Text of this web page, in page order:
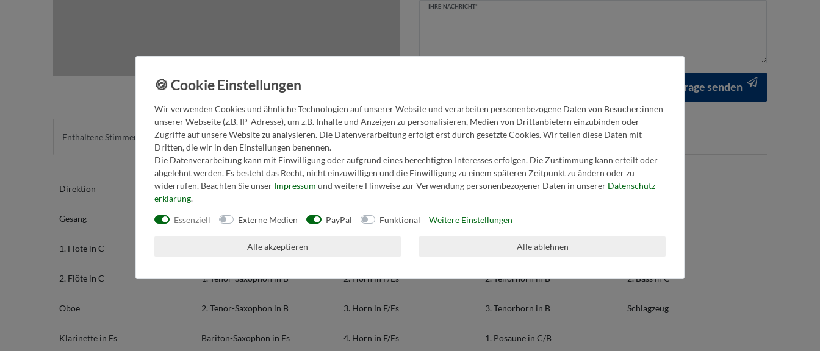
IHRE NACHRICHT*
Anfrage senden
Enthaltene Stimmen Detailinfos
Direktion
Gesang
1. Flöte in C
2. Flöte in C
Oboe
Klarinette in Es
3. Klarinette in B
1. Alt-Saxophon in Es
2. Alt-Saxophon in Es
1. Tenor-Saxophon in B
2. Tenor-Saxophon in B
Bariton-Saxophon in Es
1. Tenorhorn in B
Bariton in B/C
2. Horn in F/Es
3. Horn in F/Es
4. Horn in F/Es
3. Trompete in B
1. Trp. Begl. in B
2. Trp. Begl. in B
2. Tenorhorn in B
3. Tenorhorn in B
1. Posaune in C/B
Bass in Es
2. Bass in C
Schlagzeug
Wir verwenden Cookies und ähnliche Technologien auf unserer Website und verarbeiten personenbezogene Daten von Besucher:innen
unserer Webseite (z.B. IP-Adresse), um z.B. Inhalte und Anzeigen zu personalisieren, Medien von Drittanbietern einzubinden oder
Zugriffe auf unsere Website zu analysieren. Die Datenverarbeitung erfolgt erst durch gesetzte Cookies. Wir teilen diese Daten mit
Dritten, die wir in den Einstellungen benennen.
Die Datenverarbeitung kann mit Einwilligung oder aufgrund eines berechtigten Interesses erfolgen. Die Zustimmung kann erteilt oder
abgelehnt werden. Es besteht das Recht, nicht einzuwilligen und die Einwilligung zu einem späteren Zeitpunkt zu ändern oder zu
widerrufen. Beachten Sie unser Impressum und weitere Hinweise zur Verwendung personenbezogener Daten in unserer Daten­schutz­
erklärung.
Essenziell Externe Medien PayPal Funktional Weitere Einstellungen
Alle akzeptieren Alle ablehnen